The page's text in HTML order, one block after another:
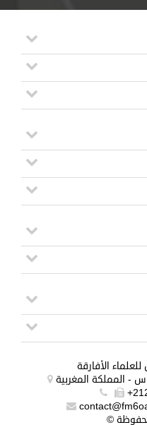
الأفارقة
- المملكة المغربية